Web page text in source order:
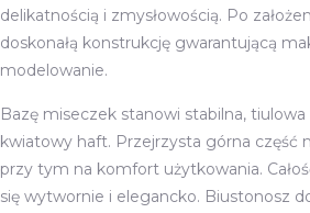
delikatnością i zmysłowością. Po
doskonałą konstrukcję gwarantującą
modelowanie.
Bazę miseczek stanowi stabilna,
kwiatowy haft. Przejrzysta górna część
przy tym na komfort użytkowania.
się wytwornie i elegancko. Biustonosz